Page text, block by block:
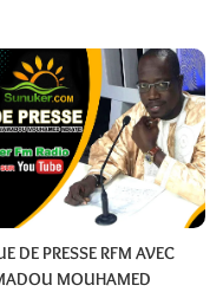
DE PRESSE RFM AVEC
MOUHAMED